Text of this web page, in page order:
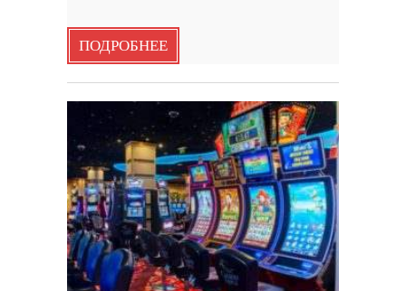
ПОДРОБНЕЕ